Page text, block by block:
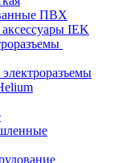
ПВХ
IEK